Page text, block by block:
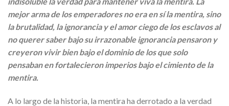
mejor arma de los emperadores no era en sí la mentira, sino
la brutalidad, la ignorancia y el amor ciego de los esclavos al
no querer saber bajo su irrazonable ignorancia pensaron y
creyeron vivir bien bajo el dominio de los que solo
pensaban en fortalecieron imperios bajo el cimiento de la
mentira.
A lo largo de la historia, la mentira ha derrotado a la verdad